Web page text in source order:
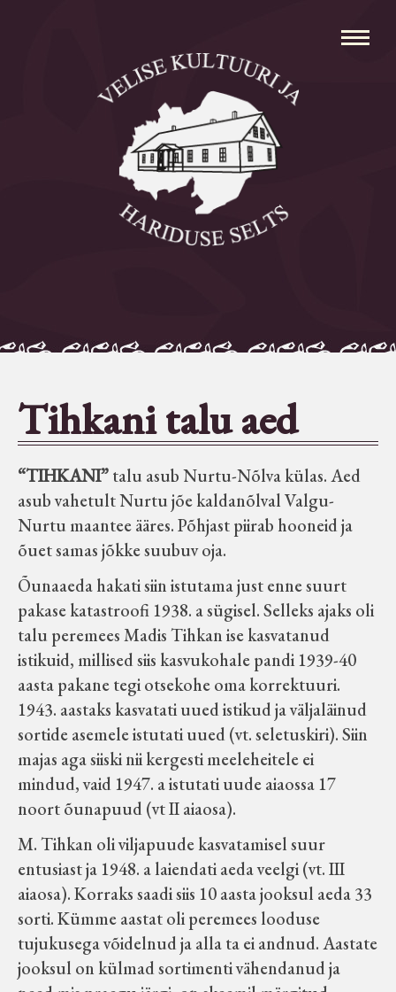
Avaleht
Aleksei Parnabas
Sillaotsa Talumuuseum
Seltsid-ühingud
Aiandus
Tuletõrje
Õpperada
Muud koduloolist Velise mailt
Märjamaa ümbruse valdade
elanike nimekirjad seisuga
15.12.1938
Velise kultuuri ja hariduse selts
Virtuaalnäitused
Otsi
Tagasiside
Tihkani talu aed
“TIHKANI”talu asub Nurtu-Nõlva külas. Aed
asub vahetult Nurtu jõe kaldanõlval Valgu-
Nurtu maantee ääres. Põhjast piirab hooneid ja
õuet samas jõkke suubuv oja.
Õunaaeda hakati siin istutama just enne suurt
pakase katastroofi 1938. a sügisel. Selleks ajaks oli
talu peremees Madis Tihkan ise kasvatanud
istikuid, millised siis kasvukohale pandi 1939-40
aasta pakane tegi otsekohe oma korrektuuri.
1943. aastaks kasvatati uued istikud ja väljaläinud
sortide asemele istutati uued (vt. seletuskiri). Siin
majas aga siiski nii kergesti meeleheitele ei
mindud, vaid 1947. a istutati uude aiaossa 17
noort õunapuud (vt II aiaosa).
M. Tihkan oli viljapuude kasvatamisel suur
entusiast ja 1948. a laiendati aeda veelgi (vt. III
aiaosa). Korraks saadi siis 10 aasta jooksul aeda 33
sorti. Kümme aastat oli peremees looduse
tujukusega võidelnud ja alla ta ei andnud. Aastate
jooksul on külmad sortimenti vähendanud ja